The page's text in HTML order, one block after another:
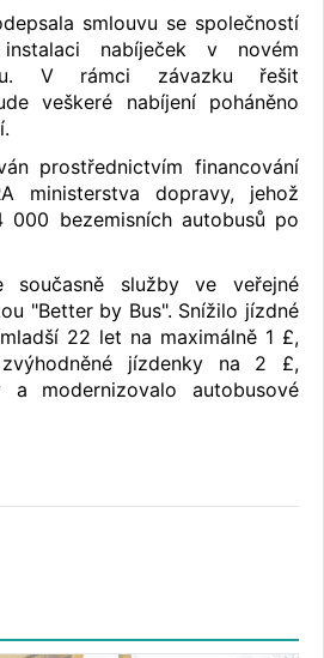
smlouvu se společností
nabíječek v novém
V rámci závazku řešit
veškeré nabíjení poháněno
prostřednictvím financování
ministerstva dopravy, jehož
bezemisních autobusů po
současně služby ve veřejné
"Better by Bus". Snížilo jízdné
22 let na maximálně 1 £,
jízdenky na 2 £,
modernizovalo autobusové